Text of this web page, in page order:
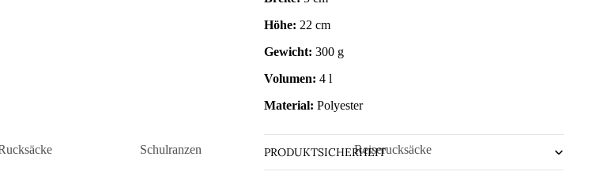
Schulranzen
Reiserucksäcke
Höhe: 22 cm
Gewicht: 300 g
Volumen: 4 l
Material: Polyester
PRODUKTSICHERHEIT